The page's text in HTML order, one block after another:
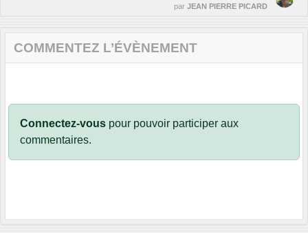
par JEAN PIERRE PICARD
COMMENTEZ L’ÉVÈNEMENT
Connectez-vous pour pouvoir participer aux
commentaires.